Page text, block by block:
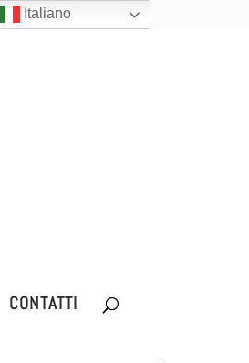
Carrello 0 Elementi
CONTATTI
Italiano